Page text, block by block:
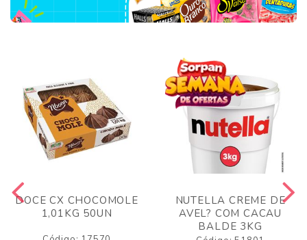
DOCE CX CHOCOMOLE
1,01KG 50UN
NUTELLA CREME DE
AVEL? COM CACAU
BALDE 3KG